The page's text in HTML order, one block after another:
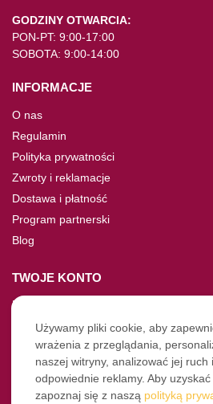
GODZINY OTWARCIA:
PON-PT: 9:00-17:00
SOBOTA: 9:00-14:00
INFORMACJE
O nas
Regulamin
Polityka prywatności
Zwroty i reklamacje
Dostawa i płatność
Program partnerski
Blog
TWOJE KONTO
Moje konto
Nie pamiętasz hasła?
Twoje zamówienia
NASZE SOCIALE
Używamy pliki cookie, aby
wrażenia z przeglądania,
naszej witryny, analizować jej ruch
odpowiednie reklamy. Aby uzyskać
zapoznaj się z naszą polityką